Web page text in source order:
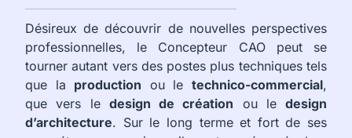
Désireux de découvrir de nouvelles perspectives
professionnelles, le Concepteur CAO peut se
tourner autant vers des postes plus techniques tels
que la production ou letechnico-commercial,
que vers le design de création ou le design
d’architecture. Sur le long terme et fort de ses